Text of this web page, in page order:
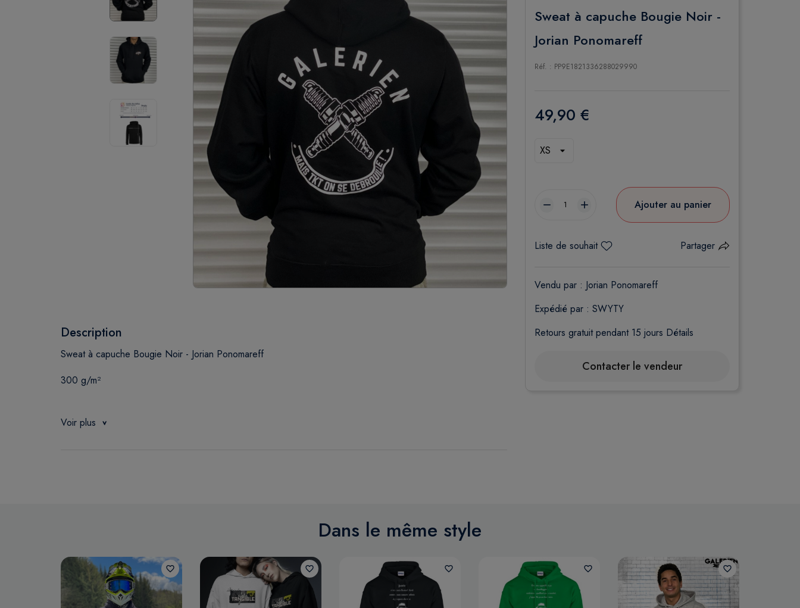
Description
Sweat à capuche Bougie Noir - Jorian Ponomareff
300 g/m²
Poche kangourou
Voir plus
Sweat à capuche Bougie Noir -
Jorian Ponomareff
Réf. : PP9E1821336288029990
49,90 €
remove add Ajouter au panier
Liste de souhait Partager
Vendu par : Jorian Ponomareff
Expédié par : SWYTY
Retours gratuit pendant 15 jours Détails
Contacter le vendeur
Dans le même style
favorite_border favorite_border favorite_border favorite_border favorite_border